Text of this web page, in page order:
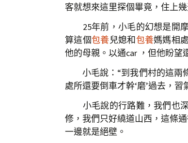
客就想來這里探個畢竟，住上
25年前，小毛的幻想是開摩
算這個包養兒媳和包養媽媽相
他的母親。以通car ，但他盼望
小毛說：“到我們村的這兩
處所還要倒車才幹‘磨’過去，
小毛說的行路難，我們也深
修，我們只好繞道山西，這條
一邊就是絕壁。